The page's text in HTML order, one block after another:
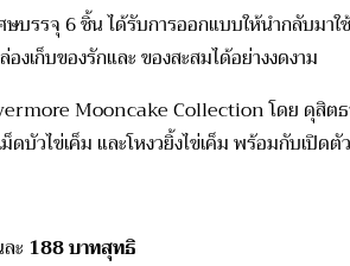
ษบรรจุ 6 ชิ้น ได้รับการออกแบบให้นำกลับมาใ
งเก็บของรักและของสะสมได้อย่างงดงาม
MooncakeCollectionโดย ดุสิต
ดบัวไข่เค็ม และโหงวยิ้งไข่เค็มพร้อมกับเปิดตัว
ะ 188 บาทสุทธิ